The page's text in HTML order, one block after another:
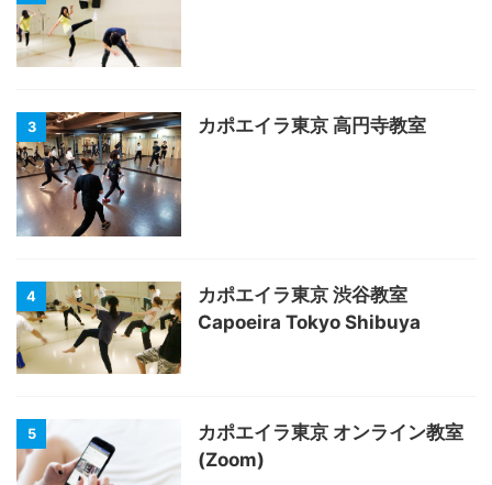
3 カポエイラ東京 高円寺教室
4
カポエイラ東京 渋谷教室
Capoeira Tokyo Shibuya
5
カポエイラ東京 オンライン教室
(Zoom)